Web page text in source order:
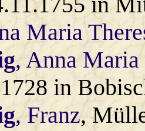
Maria
, Anna Maria
in
, Franz,